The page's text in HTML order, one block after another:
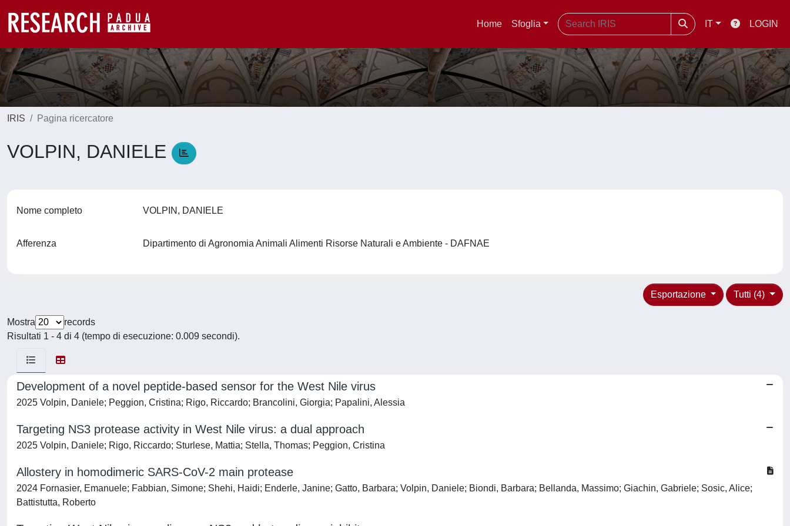
Home Sfoglia IT LOGIN
IRIS Pagina ricercatore
VOLPIN, DANIELE
Nome completo VOLPIN, DANIELE
Afferenza Dipartimento di Agronomia Animali Alimenti Risorse Naturali e Ambiente - DAFNAE
Tutti (4)
Esportazione
Mostra
records
Risultati 1 - 4 di 4 (tempo di esecuzione: 0.009 secondi).
Development of a novel peptide-based sensor for the West Nile virus
2025 Volpin, Daniele; Peggion, Cristina; Rigo, Riccardo; Brancolini, Giorgia; Papalini, Alessia
Targeting NS3 protease activity in West Nile virus: a dual approach
2025 Volpin, Daniele; Rigo, Riccardo; Sturlese, Mattia; Stella, Thomas; Peggion, Cristina
Allostery in homodimeric SARS-CoV-2 main protease
2024 Fornasier, Emanuele; Fabbian, Simone; Shehi, Haidi; Enderle, Janine; Gatto, Barbara; Volpin, Daniele; Biondi, Barbara; Bellanda, Massimo; Giachin, Gabriele; Sosic, Alice;
Battistutta, Roberto